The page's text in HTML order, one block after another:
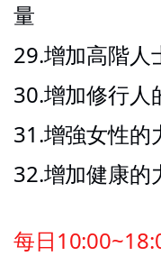
量
29.增加高階人
30.增加修行人
31.增強女性的
32.增加健康的
每日